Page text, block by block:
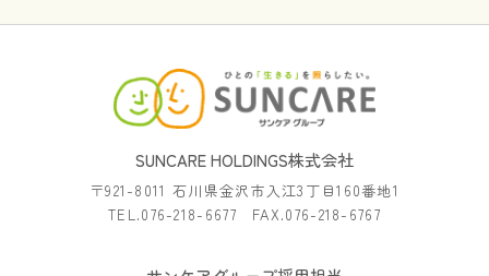
SUNCARE HOLDINGS株式会社
〒921-8011 石川県金沢市入江3丁目160番地1
TEL.076-218-6677 FAX.076-218-6767